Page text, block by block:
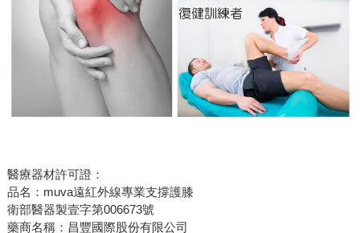
醫療器材許可證：
品名：muva遠紅外線專業支撐護膝
衛部醫器製壹字第006673號
藥商名稱：昌豐國際股份有限公司